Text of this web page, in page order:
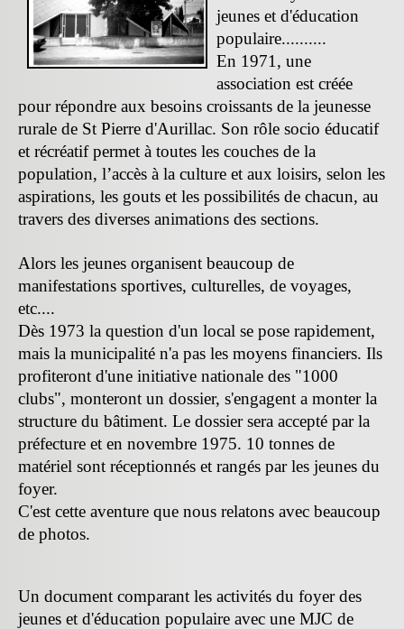
jeunes et d'éducation
populaire..........
En 1971, une
association est créée
pour répondre aux besoins croissants de la jeunesse
rurale de St Pierre d'Aurillac. Son rôle socio éducatif
et récréatif permet à toutes les couches de la
population, l’accès à la culture et aux loisirs, selon les
aspirations, les gouts et les possibilités de chacun, au
travers des diverses animations des sections.
Alors les jeunes organisent beaucoup de
manifestations sportives, culturelles, de voyages,
etc....
Dès 1973 la question d'un local se pose rapidement,
mais la municipalité n'a pas les moyens financiers. Ils
profiteront d'une initiative nationale des "1000
clubs", monteront un dossier, s'engagent a monter la
structure du bâtiment. Le dossier sera accepté par la
préfecture et en novembre 1975. 10 tonnes de
matériel sont réceptionnés et rangés par les jeunes du
foyer.
C'est cette aventure que nous relatons avec beaucoup
de photos.
Un document comparant les activités du foyer des
jeunes et d'éducation populaire avec une MJC de